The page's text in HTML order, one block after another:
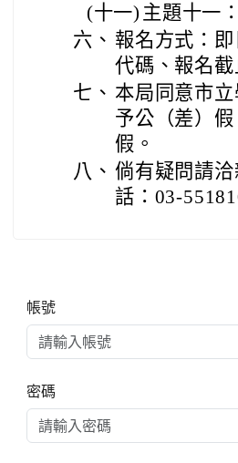
(十一) 主題十一
六、 報名方式：
代碼、報名
七、 本局同意市
予公（差）
假。
八、 倘有疑問請
話：03-
帳號
密碼